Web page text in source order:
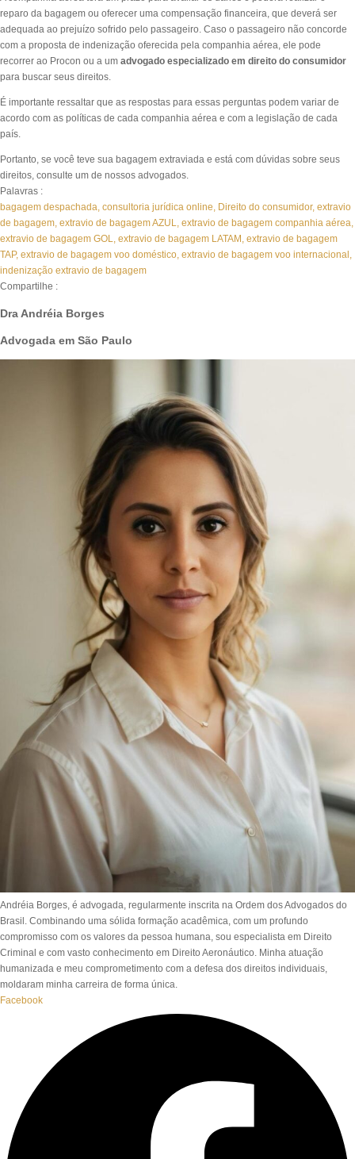
reparo da bagagem ou oferecer uma compensação financeira, que deverá ser
adequada ao prejuízo sofrido pelo passageiro. Caso o passageiro não concorde
com a proposta de indenização oferecida pela companhia aérea, ele pode
recorrer ao Procon ou a um advogado especializado em direito do consumidor
para buscar seus direitos.
É importante ressaltar que as respostas para essas perguntas podem variar de
acordo com as políticas de cada companhia aérea e com a legislação de cada
país.
Portanto, se você teve sua bagagem extraviada e está com dúvidas sobre seus
direitos, consulte um de nossos advogados.
Palavras :
bagagem despachada consultoria jurídica online Direito do consumidor, extravio
de bagagem extravio de bagagem AZUL extravio de bagagem companhia aérea
extravio de bagagem GOL
extravio de bagagem LATAM extravio de bagagem
TAP, extravio de bagagem voo doméstico extravio de bagagem voo internacional
indenização extravio de bagagem
Compartilhe :
Dra Andréia Borges
Advogada em São Paulo
Andréia Borges, é advogada, regularmente inscrita na Ordem dos Advogados do
Brasil. Combinando uma sólida formação acadêmica, com um profundo
compromisso com os valores da pessoa humana, sou especialista em Direito
Criminal e com vasto conhecimento em Direito Aeronáutico. Minha atuação
humanizada e meu comprometimento com a defesa dos direitos individuais,
moldaram minha carreira de forma única.
Facebook